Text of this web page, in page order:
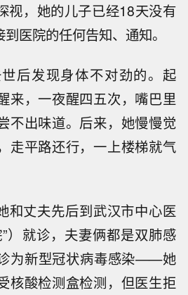
视，她的儿子已经18天没有
医院的任何告知、通知。
后发现身体不对劲的。起
来，一夜醒四五次，嘴巴里
不出味道。后来，她慢慢觉
走平路还行，一上楼梯就气
和丈夫先后到武汉市中心医
）就诊，夫妻俩都是双肺感
为新型冠状病毒感染——她
核酸检测盒检测，但医生拒